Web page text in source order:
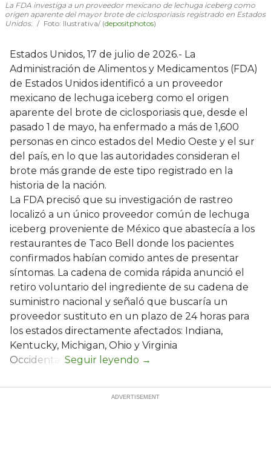
La FDA investiga a un proveedor mexicano de lechuga iceberg como
origen aparente del mayor brote de ciclosporiasis registrado en Estados
Unidos.
Foto: Ilustrativa/ (depositphotos)
Estados Unidos, 17 de julio de 2026.- La
Administración de Alimentos y Medicamentos (FDA)
de Estados Unidos identificó a un proveedor
mexicano de lechuga iceberg como el origen
aparente del brote de ciclosporiasis que, desde el
pasado 1 de mayo, ha enfermado a más de 1,600
personas en cinco estados del Medio Oeste y el sur
del país, en lo que las autoridades consideran el
brote más grande de este tipo registrado en la
historia de la nación.
La FDA precisó que su investigación de rastreo
localizó a un único proveedor común de lechuga
iceberg proveniente de México que abastecía a los
restaurantes de Taco Bell donde los pacientes
confirmados habían comido antes de presentar
síntomas. La cadena de comida rápida anunció el
retiro voluntario del ingrediente de su cadena de
suministro nacional y señaló que buscaría un
proveedor sustituto en un plazo de 24 horas para
los estados directamente afectados: Indiana,
Kentucky, Michigan, Ohio y Virginia
Occidental.